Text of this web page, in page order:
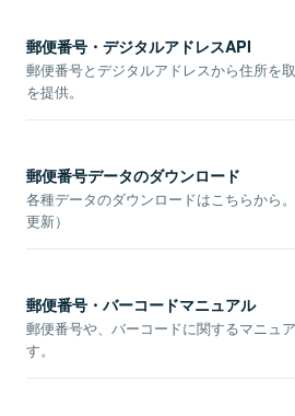
郵便番号・デジタルアドレスAPI
郵便番号とデジタルアドレスから住所を
を提供。
郵便番号データのダウンロード
各種データのダウンロードはこちらから
更新）
郵便番号・バーコードマニュアル
郵便番号や、バーコードに関するマニュ
す。